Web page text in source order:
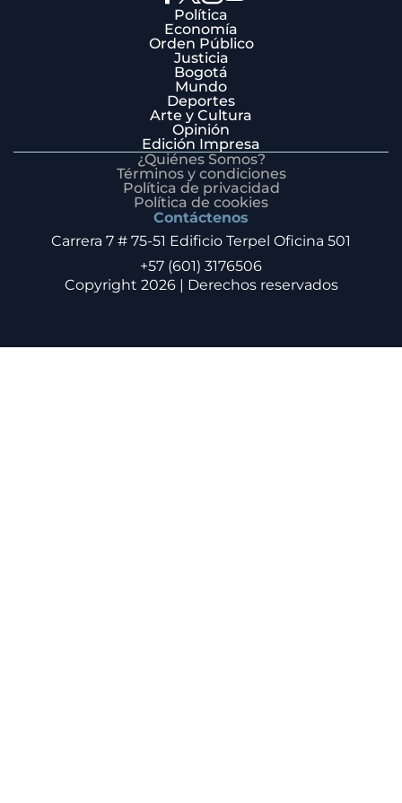
Política
Economía
Orden Público
Justicia
Bogotá
Mundo
Deportes
Arte y Cultura
Opinión
Edición Impresa
¿Quiénes Somos?
Términos y condiciones
Política de privacidad
Política de cookies
Contáctenos
Carrera 7 # 75-51 Edificio Terpel Oficina 501
+57 (601) 3176506
Copyright 2026 | Derechos reservados